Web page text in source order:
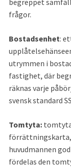
frågor.
Bostadsenhet:
utrymmen i
fastighet, där
räknas varje
svensk standard
Tomtyta:
förrättningskarta,
huvudmannen
fördelas den